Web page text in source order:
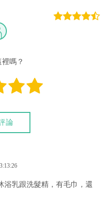
匯款： [ 郵局ATM ]、 [彰銀
嗎？
論
浴乳跟洗髮精，有毛巾，還